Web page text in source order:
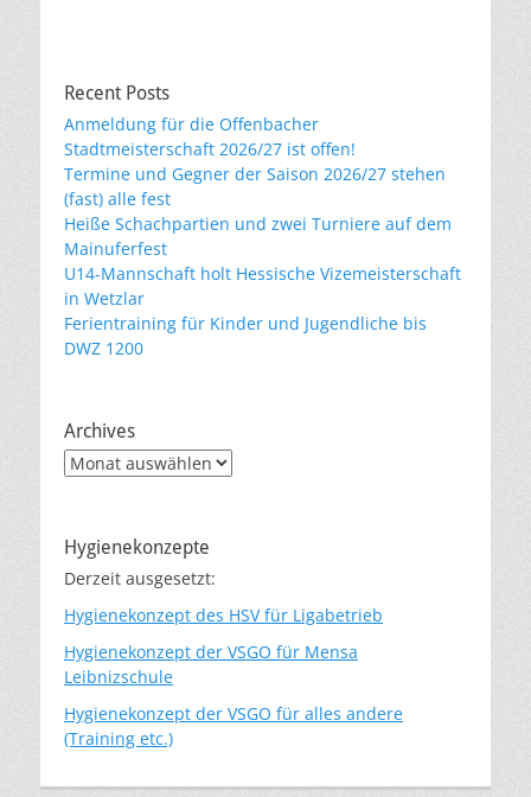
Recent Posts
Anmeldung für die Offenbacher
Stadtmeisterschaft 2026/27 ist offen!
Termine und Gegner der Saison 2026/27 stehen
(fast) alle fest
Heiße Schachpartien und zwei Turniere auf dem
Mainuferfest
U14-Mannschaft holt Hessische Vizemeisterschaft
in Wetzlar
Ferientraining für Kinder und Jugendliche bis
DWZ 1200
Archives
Archives
Hygienekonzepte
Derzeit ausgesetzt:
Hygienekonzept des HSV für Ligabetrieb
Hygienekonzept der VSGO für Mensa
Leibnizschule
Hygienekonzept der VSGO für alles andere
(Training etc.)